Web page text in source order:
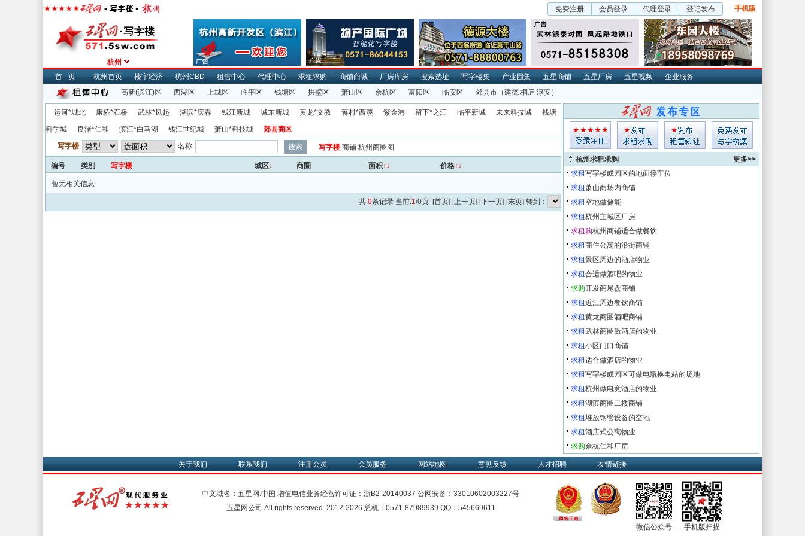
免费注册 会员登录 代理登录 登记发布 手机版
杭州
首页
杭州首页 楼宇经济 杭州CBD 租售中心 代理中心 求租求购 商铺商城 厂房库房 搜索选址 写字楼集 产业园集 五星商铺 五星厂房 五星视频
企业服务
高新(滨江)区
西湖区 上城区 临平区 钱塘区 拱墅区 萧山区 余杭区 富阳区 临安区 郊县市 （建德 桐庐 淳安）
运河*城北 康桥*石桥 武林*凤起 湖滨*庆春 钱江新城 城东新城 黄龙*文教 蒋村*西溪 紫金港 留下*之江 临平新城 未来科技城
钱塘
科学城
良渚*仁和 滨江*白马湖 钱江世纪城 萧山*科技城
郊县商区
写字楼
名称 写字楼 商铺 杭州商圈图
编号 类别 写字楼 城区↓ 商圈 面积↑↓ 价格↑↓
暂无相关信息
共:0条记录 当前:1/0页 [首页] [上一页] [下一页] [末页] 转到：
杭州求租求购
更多>>
求租写字楼或园区的地面停车位
求租萧山商场内商铺
求租 空地做储能
求租杭州主城区厂房
求租购杭州商铺适合做餐饮
求租商住公寓的沿街商铺
求租景区周边的酒店物业
求租合适做酒吧的物业
求购开发商尾盘商铺
求租近江周边餐饮商铺
求租黄龙商圈酒吧商铺
求租武林商圈做酒店的物业
求租小区门口商铺
求租适合做酒店的物业
求租写字楼或园区可做电瓶换电站的场地
求租杭州做电竞酒店的物业
求租湖滨商圈二楼商铺
求租堆放钢管设备的空地
求租酒店式公寓物业
求购余杭仁和厂房
关于我们 联系我们 注册会员 会员服务 网站地图 意见反馈 人才招聘 友情链接
中文域名：五星网.中国 增值电信业务经营许可证： 浙B2-20140037 公网安备： 33010602003227号
五星网公司 All rights reserved. 2012-2026 总机：0571-87989939 QQ：545669611
微信公众号 手机版扫描